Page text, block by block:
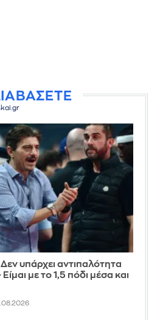
υπάρχει αντιπαλότητα
με το 1,5 πόδι μέσα και